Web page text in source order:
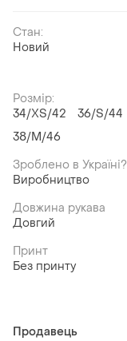
Стан:
Новий
Розмір:
34/XS/42
36/S/44
38/M/46
Зроблено в Україні?
Виробництво
Довжина рукава
Довгий
Принт
Без принту
Продавець